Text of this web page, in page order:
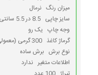
میزان رنگ نرمال
سایز چاپی 8.5 در 5.5 سانتی متر
وجه چاپ یک رو
گرماژ کاغذ 300 گرمی (معمولی)
نوع برش برش ساده
اطلاعات متغیر ندارد